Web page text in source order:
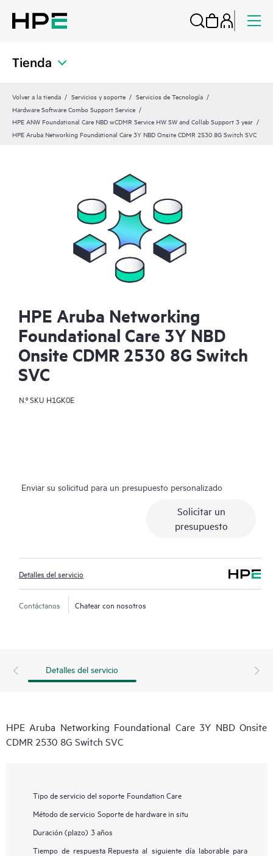
Tienda
Volver a la tienda Servicios y soporte
Servicios de Tecnología
Hardware Software Combo Support Service
HPE ANW Foundational Care NBD wCDMR Service HW SW and Collab Support 3 year
HPE Aruba Networking Foundational Care 3Y NBD Onsite CDMR 2530 8G Switch SVC
HPE Aruba Networking
Foundational Care 3Y NBD
Onsite CDMR 2530 8G Switch
SVC
N.º SKU H1GK0E
Enviar su solicitud para un presupuesto personalizado
Solicitar un
presupuesto
Detalles del servicio
Contáctanos Chatear con nosotros
Detalles del servicio
HPE Aruba Networking Foundational Care 3Y NBD Onsite
CDMR 2530 8G Switch SVC
Tipo de servicio del soporte Foundation Care
Método de servicio Soporte de hardware in situ
Duración (plazo) 3 años
Tiempo de respuesta Repuesta al siguiente día laborable para